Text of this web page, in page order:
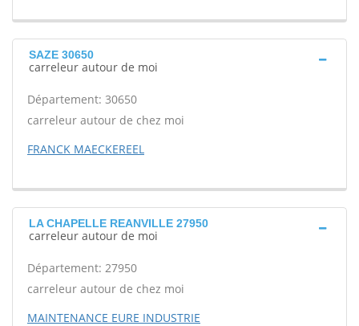
SAZE 30650
carreleur autour de moi
Département: 30650
carreleur autour de chez moi
FRANCK MAECKEREEL
LA CHAPELLE REANVILLE 27950
carreleur autour de moi
Département: 27950
carreleur autour de chez moi
MAINTENANCE EURE INDUSTRIE